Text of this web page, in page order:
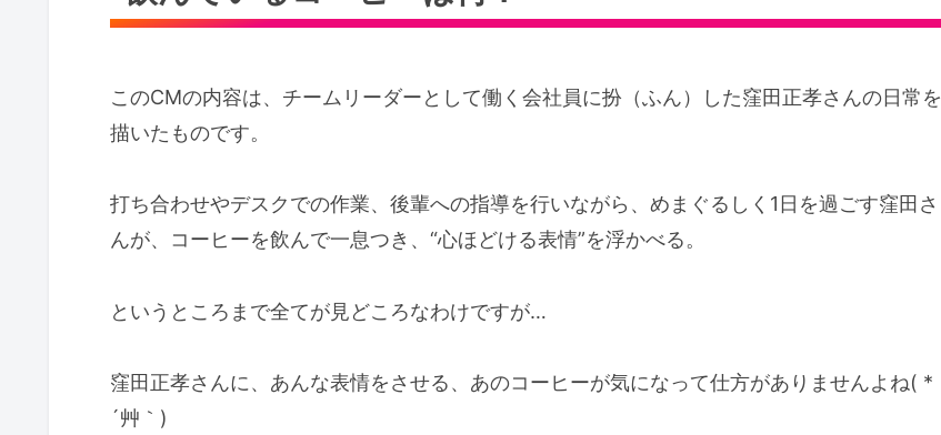
このCMの内容は、チームリーダーとして働く会社員に扮（ふん）した窪田正孝さんの日常を
描いたものです。
打ち合わせやデスクでの作業、後輩への指導を行いながら、めまぐるしく1日を過ごす窪田さ
んが、コーヒーを飲んで一息つき、“心ほどける表情”を浮かべる。
というところまで全てが見どころなわけですが…
窪田正孝さんに、あんな表情をさせる、あのコーヒーが気になって仕方がありませんよね( *
´艸｀)